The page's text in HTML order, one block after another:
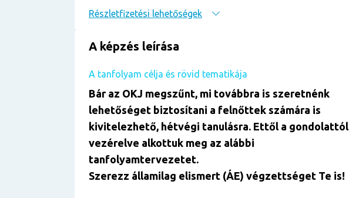
Részletfizetési lehetőségek
A képzés leírása
A tanfolyam célja és rövid tematikája
Bár az OKJ megszűnt, mi továbbra is szeretnénk
lehetőséget biztosítani a felnőttek számára is
kivitelezhető, hétvégi tanulásra. Ettől a gondolattól
vezérelve alkottuk meg az alábbi
tanfolyamtervezetet.
Szerezz államilag elismert (ÁE) végzettséget Te is!